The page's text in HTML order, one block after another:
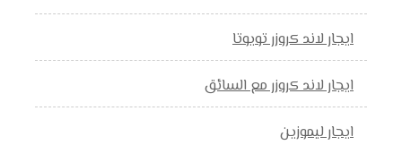
ايجار لاند كروزر تويوتا
ايجار لاند كروزر مع السائق
ايجار ليموزين